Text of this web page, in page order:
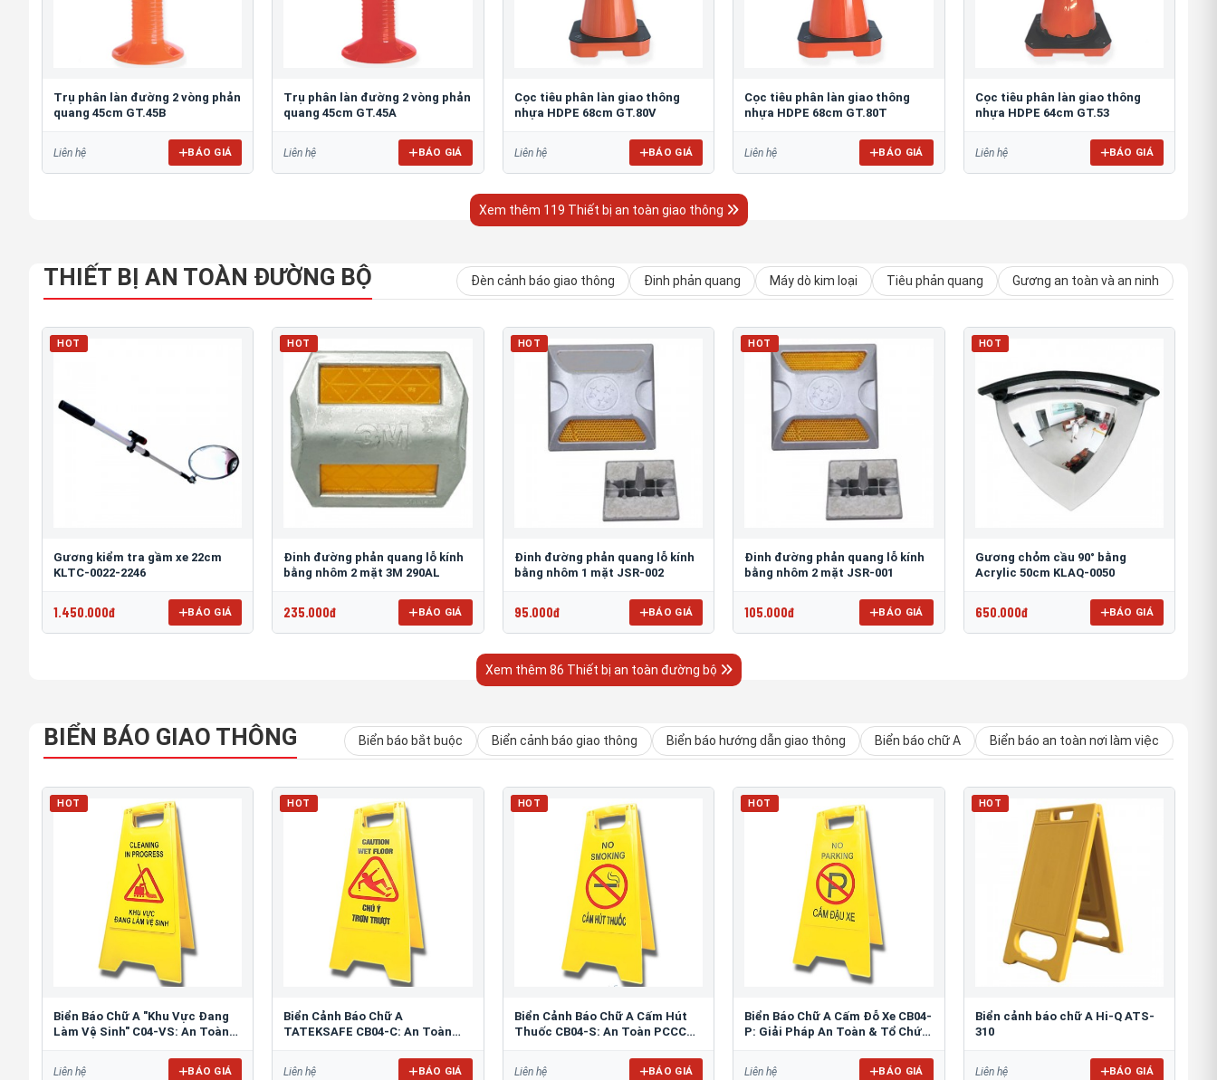
Trụ phân làn đường 2 vòng phản
quang 45cm GT.45B
Liên hệ BÁO GIÁ
Trụ phân làn đường 2 vòng phản
quang 45cm GT.45A
Liên hệ BÁO GIÁ
Cọc tiêu phân làn giao thông
nhựa HDPE 68cm GT.80V
Liên hệ BÁO GIÁ
Cọc tiêu phân làn giao thông
nhựa HDPE 68cm GT.80T
Liên hệ BÁO GIÁ
Cọc tiêu phân làn giao thông
nhựa HDPE 64cm GT.53
Liên hệ BÁO GIÁ
Xem thêm 119 Thiết bị an toàn giao thông
THIẾT BỊ AN TOÀN ĐƯỜNG BỘ Đèn cảnh báo giao thông Đinh phản quang Máy dò kim loại Tiêu phản quang Gương an toàn và an ninh
HOT
Gương kiểm tra gầm xe 22cm
KLTC-0022-2246
1.450.000đ BÁO GIÁ
HOT
Đinh đường phản quang lỗ kính
bằng nhôm 2 mặt 3M 290AL
235.000đ BÁO GIÁ
HOT
Đinh đường phản quang lỗ kính
bằng nhôm 1 mặt JSR-002
95.000đ BÁO GIÁ
HOT
Đinh đường phản quang lỗ kính
bằng nhôm 2 mặt JSR-001
105.000đ BÁO GIÁ
HOT
Gương chỏm cầu 90° bằng
Acrylic 50cm KLAQ-0050
650.000đ BÁO GIÁ
Xem thêm 86 Thiết bị an toàn đường bộ
BIỂN BÁO GIAO THÔNG Biển báo bắt buộc Biển cảnh báo giao thông Biển báo hướng dẫn giao thông Biển báo chữ A Biển báo an toàn nơi làm việc
HOT
Biển Báo Chữ A "Khu Vực Đang
Làm Vệ Sinh" C04-VS: An Toàn
Liên hệ BÁO GIÁ
HOT
Biển Cảnh Báo Chữ A
TATEKSAFE CB04-C: An Toàn
Liên hệ BÁO GIÁ
HOT
Biển Cảnh Báo Chữ A Cấm Hút
Thuốc CB04-S: An Toàn PCCC
Liên hệ BÁO GIÁ
HOT
Biển Báo Chữ A Cấm Đỗ Xe CB04-
P: Giải Pháp An Toàn & Tổ Chức
Liên hệ BÁO GIÁ
HOT
Biển cảnh báo chữ A Hi-Q ATS-
310
Liên hệ BÁO GIÁ